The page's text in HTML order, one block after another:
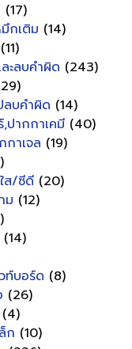
(17)
กเติม (14)
(11)
ะลบคำผิด (243)
ลบคำผิด (14)
ปากกาเคมี (40)
าเจล (19)
ส/ซีดี (20)
ม (12)
(14)
ท์บอร์ด (8)
(26)
(4)
ก (10)